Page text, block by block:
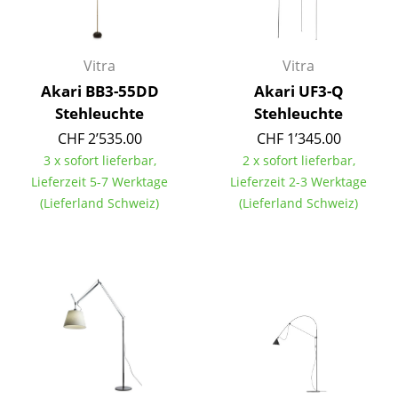
Konferenzstühle
Einzelteile
... alle Sitzmöbel
Tische
Esstische
Schreibtische
Sekretäre & PC-Tische
Konferenztische
Vitra
Akari BB3-55DD
Stehleuchte
CHF 2’535.00
3 x sofort lieferbar,
Lieferzeit 5-7 Werktage
(Lieferland Schweiz)
Vitra
Akari UF3-Q
Stehleuchte
CHF 1’345.00
2 x sofort lieferbar,
Lieferzeit 2-3 Werktage
(Lieferland Schweiz)